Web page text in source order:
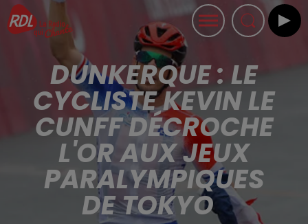
DUNKERQUE : LE
CYCLISTE KEVIN LE
CUNFF DÉCROCHE
L'OR AUX JEUX
PARALYMPIQUES
DE TOKYO